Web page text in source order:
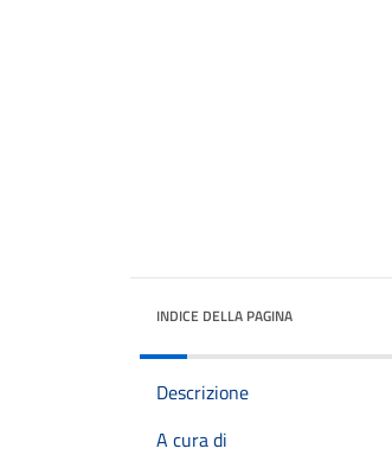
INDICE DELLA PAGINA
Descrizione
A cura di